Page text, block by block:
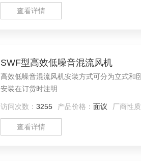
查看详情
SWF型高效低噪音混流风机
高效低噪音混流风机安装方式可分为立式和
安装在订货时注明
访问次数： 3255 产品价格： 面议 厂商性质
查看详情